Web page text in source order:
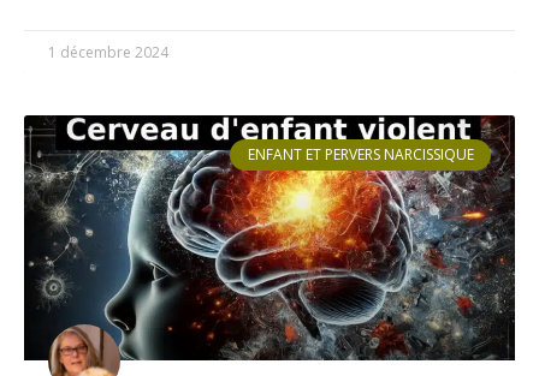
1 décembre 2024
ENFANT ET PERVERS NARCISSIQUE